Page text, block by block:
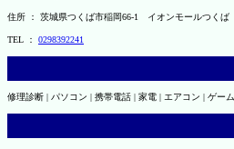
住所 ： 茨城県つくば市稲岡66-1 イオンモールつく
TEL ： 0298392241
修理診断 | パソコン | 携帯電話 | 家電 | エアコン | ゲーム